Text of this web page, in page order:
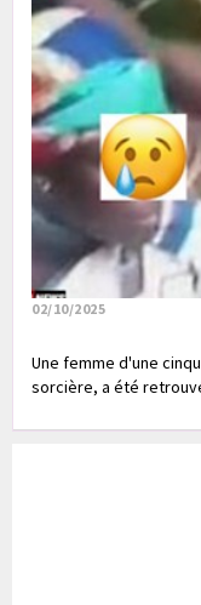
02/10/2025
Une femme d'une
sorcière, a été